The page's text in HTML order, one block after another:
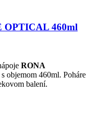
OPTICAL 460ml
RONA
s objemom 460ml. Poháre
balení.